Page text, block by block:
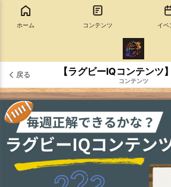
ホーム コンテンツ イベ
戻る 【ラグビーIQコンテンツ
コンテンツ